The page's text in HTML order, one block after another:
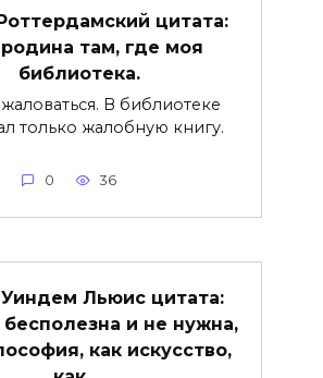
цитата:
там, где моя
библиотека.
В библиотеке
только жалобную книгу.
0 36
Льюис цитата:
и не нужна,
как искусство,